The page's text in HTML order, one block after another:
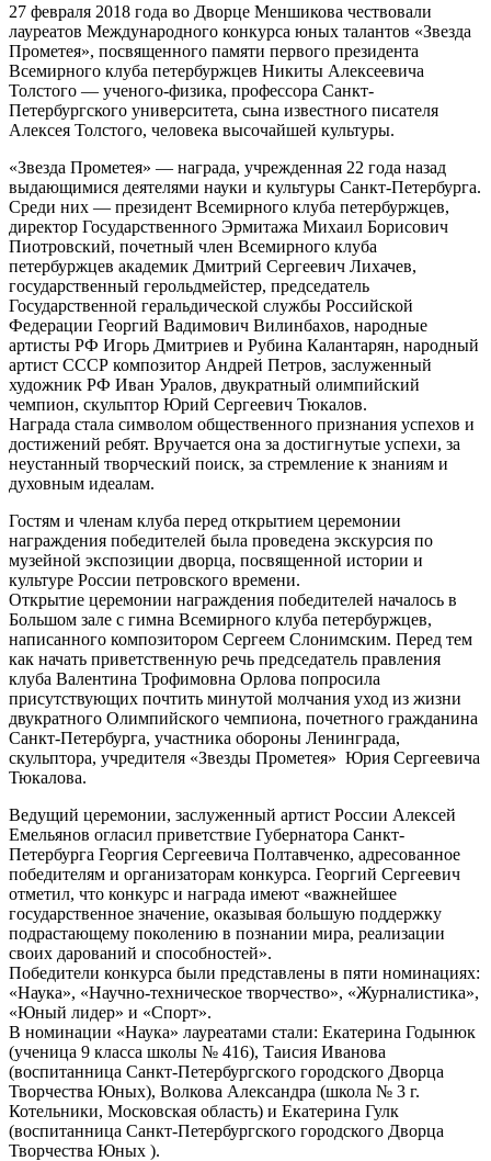
27 февраля 2018 года во Дворце Меншикова чествовали
лауреатов Международного конкурса юных талантов «Звезда
Прометея», посвященного памяти первого президента
Всемирного клуба петербуржцев Никиты Алексеевича
Толстого — ученого-физика, профессора Санкт-
Петербургского университета, сына известного писателя
Алексея Толстого, человека высочайшей культуры.
«Звезда Прометея» — награда, учрежденная 22 года назад
выдающимися деятелями науки и культуры Санкт-Петербурга.
Среди них — президент Всемирного клуба петербуржцев,
директор Государственного Эрмитажа Михаил Борисович
Пиотровский, почетный член Всемирного клуба
петербуржцев академик Дмитрий Сергеевич Лихачев,
государственный герольдмейстер, председатель
Государственной геральдической службы Российской
Федерации Георгий Вадимович Вилинбахов, народные
артисты РФ Игорь Дмитриев и Рубина Калантарян, народный
артист СССР композитор Андрей Петров, заслуженный
художник РФ Иван Уралов, двукратный олимпийский
чемпион, скульптор Юрий Сергеевич Тюкалов.
Награда стала символом общественного признания успехов и
достижений ребят. Вручается она за достигнутые успехи, за
неустанный творческий поиск, за стремление к знаниям и
духовным идеалам.
Гостям и членам клуба перед открытием церемонии
награждения победителей была проведена экскурсия по
музейной экспозиции дворца, посвященной истории и
культуре России петровского времени.
Открытие церемонии награждения победителей началось в
Большом зале с гимна Всемирного клуба петербуржцев,
написанного композитором Сергеем Слонимским. Перед тем
как начать приветственную речь председатель правления
клуба Валентина Трофимовна Орлова попросила
присутствующих почтить минутой молчания уход из жизни
двукратного Олимпийского чемпиона, почетного гражданина
Санкт-Петербурга, участника обороны Ленинграда,
скульптора, учредителя «Звезды Прометея» Юрия Сергеевича
Тюкалова.
Ведущий церемонии, заслуженный артист России Алексей
Емельянов огласил приветствие Губернатора Санкт-
Петербурга Георгия Сергеевича Полтавченко, адресованное
победителям и организаторам конкурса. Георгий Сергеевич
отметил, что конкурс и награда имеют «важнейшее
государственное значение, оказывая большую поддержку
подрастающему поколению в познании мира, реализации
своих дарований и способностей».
Победители конкурса были представлены в пяти номинациях:
«Наука», «Научно-техническое творчество», «Журналистика»,
«Юный лидер» и «Спорт».
В номинации «Наука» лауреатами стали: Екатерина Годынюк
(ученица 9 класса школы № 416), Таисия Иванова
(воспитанница Санкт-Петербургского городского Дворца
Творчества Юных), Волкова Александра (школа № 3 г.
Котельники, Московская область) и Екатерина Гулк
(воспитанница Санкт-Петербургского городского Дворца
Творчества Юных ).